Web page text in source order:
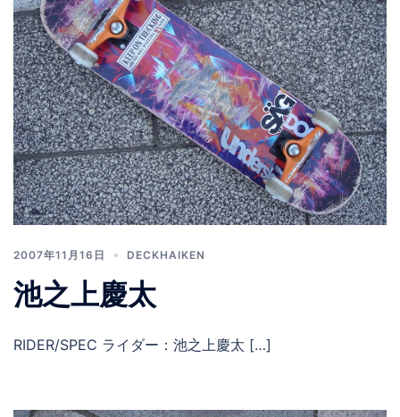
2007年11月16日 DECKHAIKEN
池之上慶太
RIDER/SPEC ライダー：池之上慶太 […]